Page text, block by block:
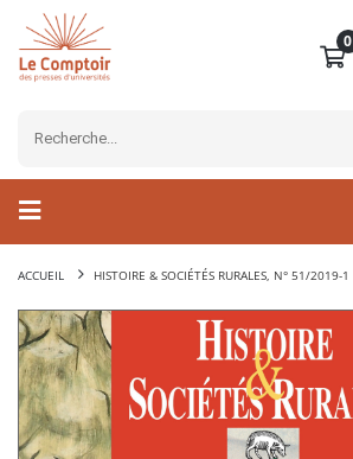
0
ACCUEIL HISTOIRE & SOCIÉTÉS RURALES, N° 51/2019-1